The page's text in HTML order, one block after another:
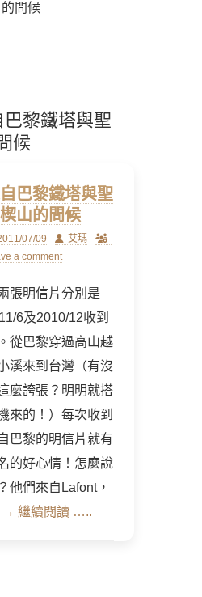
的問候
巴黎鐵塔與聖
候
巴黎鐵塔與聖
山的問候
07/09 Author
艾瑪
a comment
張明信片分別是
6及2010/12收到
從巴黎穿過高山越
溪來到台灣（有沒
麼誇張？明明就搭
來的！）每次收到
巴黎的明信片就有
的好心情！怎麼說
他們來自Lafont，
→ 繼續閱讀 …..